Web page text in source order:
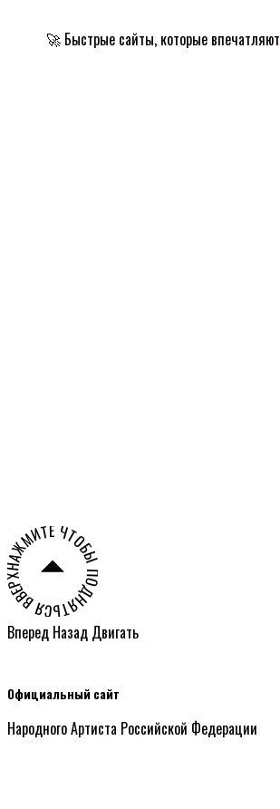
🚀 Быстрые сайты, которые впечатляют
НАЖМИТЕ ЧТОБЫ ПОДНЯТЬСЯ ВВЕРХ СТРАНИЦЫ ○
Вперед Назад Двигать
Официальный сайт
Народного Артиста Российской Федерации